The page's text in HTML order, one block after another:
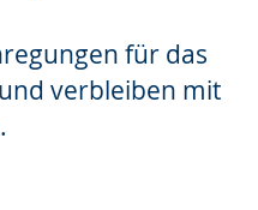
für das
verbleiben mit